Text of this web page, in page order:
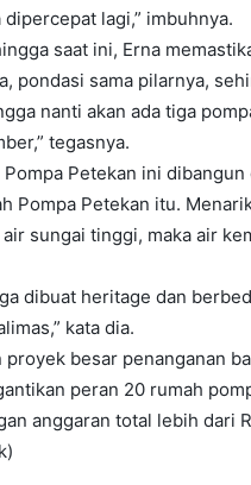
lagi,” imbuhnya.
saat ini, Erna
pondasi sama pilarnya,
nanti akan ada tiga
tegasnya.
Petekan ini
Pompa Petekan itu.
sungai tinggi, maka air
dibuat heritage dan
kata dia.
besar penanganan
peran 20 rumah
anggaran total lebih dari